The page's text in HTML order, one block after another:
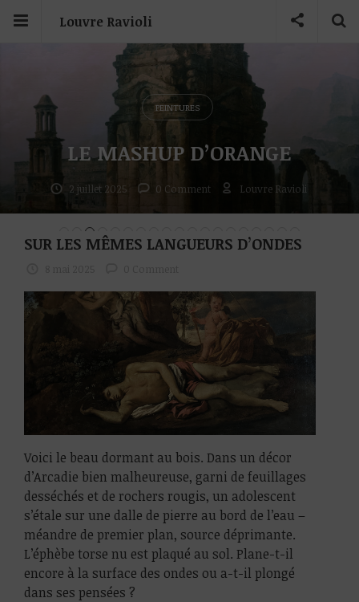
Louvre Ravioli
PEINTURES
LE MASHUP D’ORANGE
2 juillet 2025 0 Comment Louvre Ravioli
SUR LES MÊMES LANGUEURS D’ONDES
Voici le beau dormant au bois. Dans un décor
d’Arcadie bien malheureuse, garni de feuillages
desséchés et de rochers rougis, un adolescent
s’étale sur une dalle de pierre au bord de l’eau –
méandre de premier plan, source déprimante.
L’éphèbe torse nu est plaqué au sol. Plane-t-il
encore à la surface des ondes ou a-t-il plongé
dans ses pensées ?